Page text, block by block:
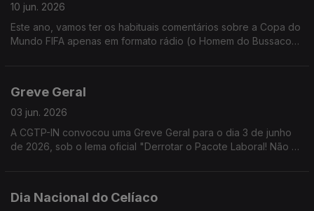
10 jun. 2026
Este ano, vamos ter os habituais comentários sobre a Copa do
Mundo FIFA apenas em formato rádio (o Homem do Bussaco
Greve Geral
03 jun. 2026
A CGTP-IN convocou uma Greve Geral para o dia 3 de junho
de 2026, sob o lema oficial "Derrotar o Pacote Laboral! Não ao
Dia Nacional do Celíaco